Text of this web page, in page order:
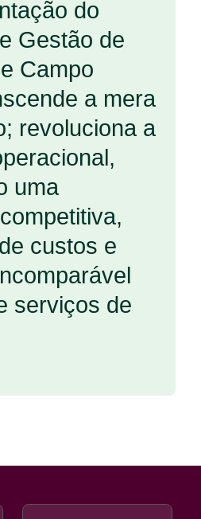
do
Gestão de
Campo
a mera
revoluciona a
uma
custos e
serviços de